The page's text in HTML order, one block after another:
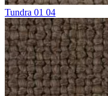
Tundra 01 04